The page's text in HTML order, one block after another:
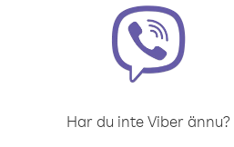
Har du inte Viber ännu?